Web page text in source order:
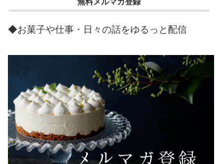
無料メルマガ登録
◆お菓子や仕事・日々の話をゆるっと配信